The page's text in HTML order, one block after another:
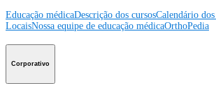
Educação médicaDescrição dos cursosCalendário
LocaisNossa equipe de educação médicaOrthoPedia
Corporativo